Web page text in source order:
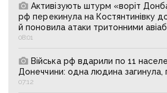
Активізують штурм «воріт
рф перекинула на Костянтинівку
й поновила атаки тритонними
08:01
Війська рф вдарили по 11
Донеччини: одна людина загинула,
07:12